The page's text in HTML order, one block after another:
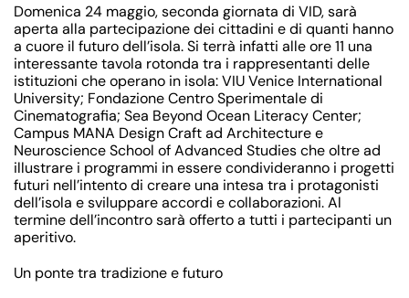
Domenica 24 maggio, seconda giornata di VID, sarà
aperta alla partecipazione dei cittadini e di quanti hanno
a cuore il futuro dell’isola. Si terrà infatti alle ore 11 una
interessante tavola rotonda tra i rappresentanti delle
istituzioni che operano in isola: VIU Venice International
University; Fondazione Centro Sperimentale di
Cinematografia; Sea Beyond Ocean Literacy Center;
Campus MANA Design Craft ad Architecture e
Neuroscience School of Advanced Studies che oltre ad
illustrare i programmi in essere condivideranno i progetti
futuri nell’intento di creare una intesa tra i protagonisti
dell’isola e sviluppare accordi e collaborazioni. Al
termine dell’incontro sarà offerto a tutti i partecipanti un
aperitivo.
Un ponte tra tradizione e futuro